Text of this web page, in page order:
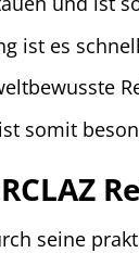
ist es
somit
seine